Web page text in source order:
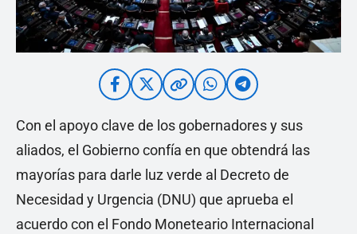
Con el apoyo clave de los gobernadores y sus
aliados, el Gobierno confía en que obtendrá las
mayorías para darle luz verde al Decreto de
Necesidad y Urgencia (DNU) que aprueba el
acuerdo con el Fondo Moneteario Internacional